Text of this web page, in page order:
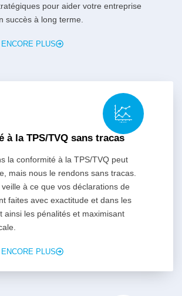
pour aider votre entreprise
succès à long terme.
PLUS
à la TPS/TVQ sans tracas
la conformité à la TPS/TVQ peut
mais nous le rendons sans tracas.
à ce que vos déclarations de
faites avec exactitude et dans les
ainsi les pénalités et maximisant
PLUS